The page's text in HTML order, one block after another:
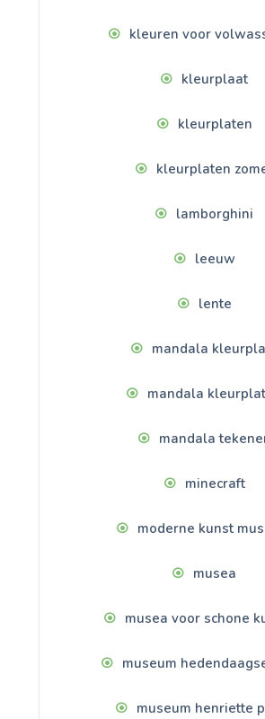
kleuren voor
kleurplaat
kleurplaten
kleurplaten
lamborghini
leeuw
lente
mandala
mandala
mandala
minecraft
moderne kunst
musea
musea voor schone
museum
museum henriette